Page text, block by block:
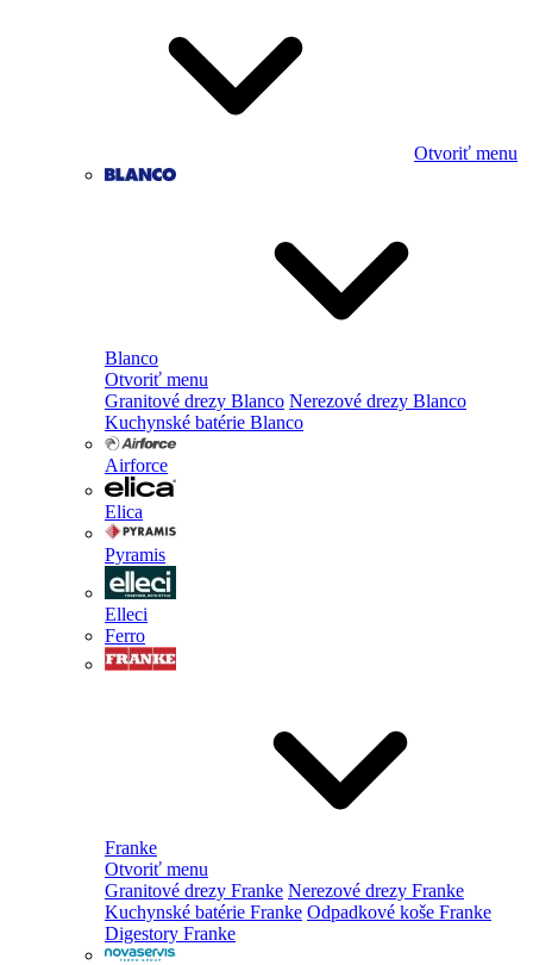
Otvoriť menu
Blanco
Otvoriť menu
Granitové drezy Blanco Nerezové drezy Blanco
Kuchynské batérie Blanco
Airforce
Elica
Pyramis
Elleci
Ferro
Franke
Otvoriť menu
Granitové drezy Franke Nerezové drezy Franke
Kuchynské batérie Franke Odpadkové koše Franke
Digestory Franke